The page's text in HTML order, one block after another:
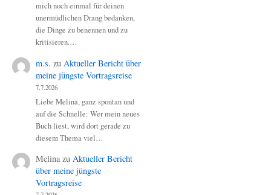
mich noch einmal für deinen
unermüdlichen Drang bedanken,
die Dinge zu benennen und zu
kritisieren.…
m.s. zu Aktueller Bericht über
meine jüngste Vortragsreise
7.7.2026
Liebe Melina, ganz spontan und
auf die Schnelle: Wer mein neues
Buch liest, wird dort gerade zu
diesem Thema viel…
Melina zu Aktueller Bericht
über meine jüngste
Vortragsreise